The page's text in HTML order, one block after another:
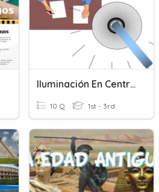
Iluminación En Centros Laborales
10 Q 1st - 3rd